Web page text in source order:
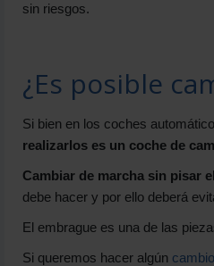
sin riesgos.
¿Es posible
Si bien en los coches
realizarlos es un coche de
Cambiar de marcha sin pisar
debe hacer y por ello deberá
El embrague es una de las
Si queremos hacer algún